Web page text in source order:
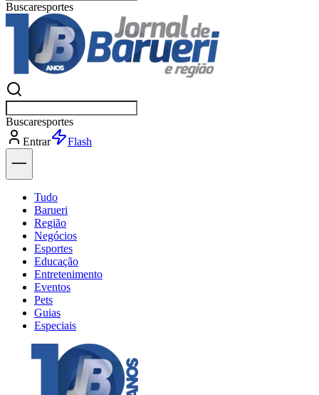
Buscarpolí
Buscarpolí
Entrar
Explorar
Tudo
Barueri
Região
Negócios
Esportes
Educação
Entretenimento
Eventos
Pets
Guias
Especiais
Explore Tudo
Últimas Notícias
Previsão do Tempo
Trânsito e Rotas